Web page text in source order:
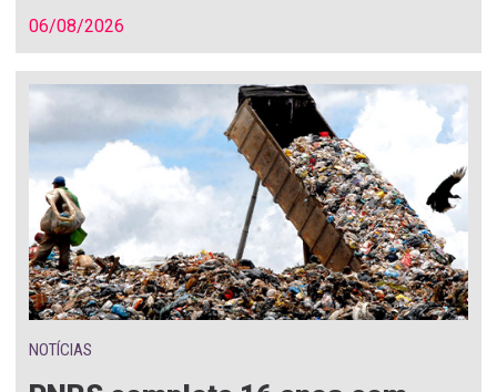
06/08/2026
NOTÍCIAS